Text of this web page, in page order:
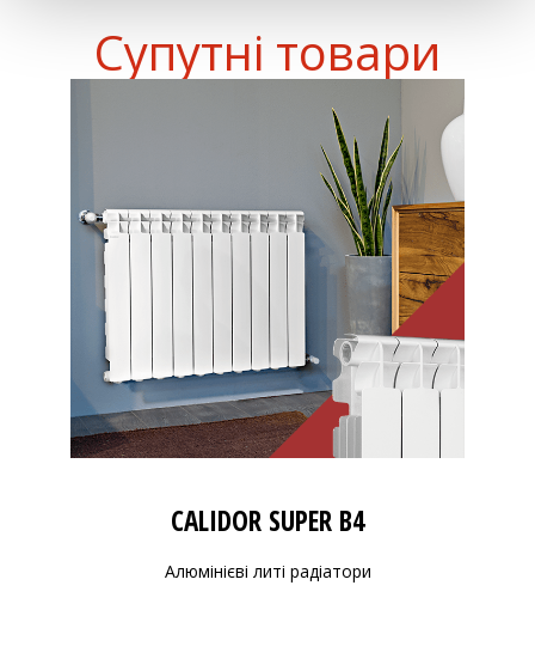
Супутні товари
CALIDOR SUPER B4
Алюмінієві литі радіатори